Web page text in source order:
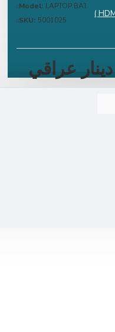
Model: LAPTOP BATTRY
SKU: 5001025